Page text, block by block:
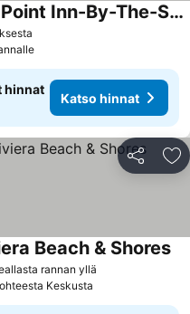
Best Western Plus Dana Point Inn-By-The-Sea
hinnat
Katso hinnat
Jaa
rannan yllä
Beach & Shores
Keskusta